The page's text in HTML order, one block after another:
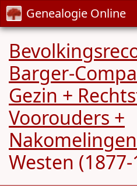
Genealogie Online
Barger-
Gezin +
Voorouders +
Nakomelingen
Westen